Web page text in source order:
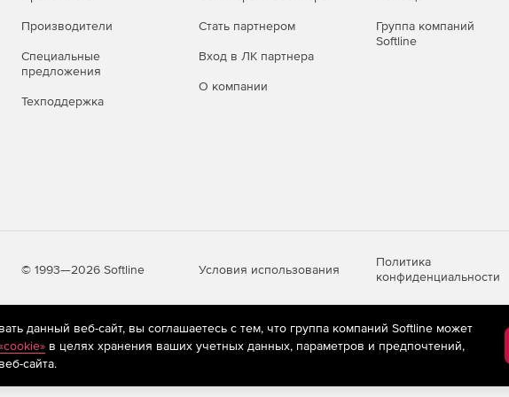
изменения для всех своих объектов, в том числе,
и прочего.
Active Directory (в составе лицензии Центр управления +
через сценарий автоматического запуска при входе в
автоматически, по заранее составленному
из модулей.
модулей.
Производители
Специальные
предложения
Техподдержка
Стать партнером
Вход в ЛК партнера
О компании
Группа компаний
Softline
© 1993—2026 Softline Условия использования
Политика
конфиденциальности
рекомендательные технологии
(информационные технологии
к предпочтениям пользователей сети «Интернет», находящихся на территории
данный веб-сайт, вы соглашаетесь с тем, что группа компаний Softline может
в целях хранения ваших учетных данных, параметров и предпочтений,
сайта.